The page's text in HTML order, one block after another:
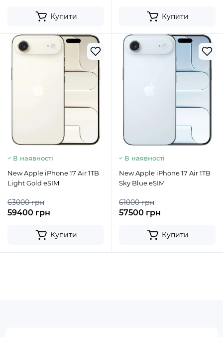
Купити Купити
В наявності
New Apple iPhone 17 Air 1TB
Light Gold eSIM
63000 грн
59400 грн
Купити
В наявності
New Apple iPhone 17 Air 1TB
Sky Blue eSIM
61000 грн
57500 грн
Купити